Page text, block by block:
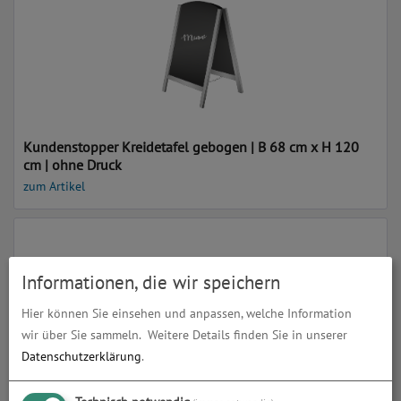
Kundenstopper Kreidetafel gebogen | B 68 cm x H 120
cm | ohne Druck
zum Artikel
Informationen, die wir speichern
Hier können Sie einsehen und anpassen, welche Information
wir über Sie sammeln. Weitere Details finden Sie in unserer
Datenschutzerklärung.